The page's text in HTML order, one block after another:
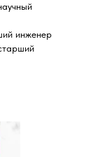
инженер